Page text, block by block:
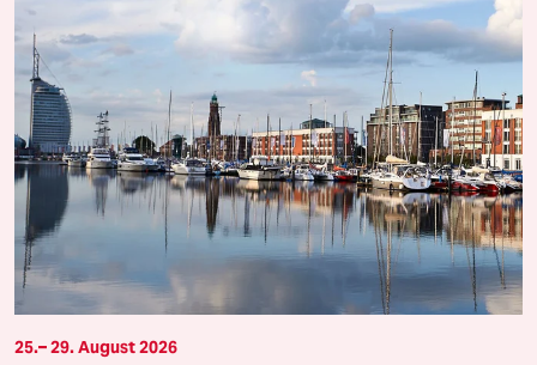
25.– 29. August 2026